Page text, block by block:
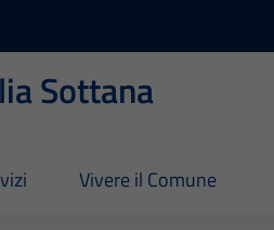
Sottana
Vivere il Comune